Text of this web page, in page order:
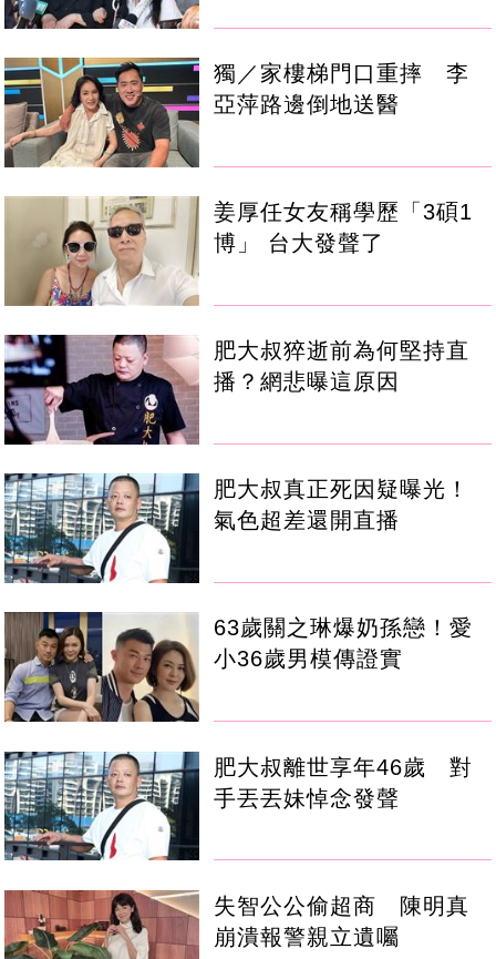
獨／家樓梯門口重摔 李
亞萍路邊倒地送醫
姜厚任女友稱學歷「3碩1
博」 台大發聲了
肥大叔猝逝前為何堅持直
播？網悲曝這原因
肥大叔真正死因疑曝光！
氣色超差還開直播
63歲關之琳爆奶孫戀！愛
小36歲男模傳證實
肥大叔離世享年46歲 對
手丟丟妹悼念發聲
失智公公偷超商 陳明真
崩潰報警親立遺囑